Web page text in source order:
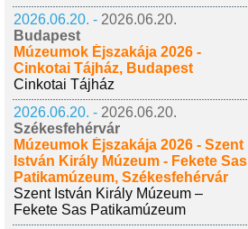
2026.06.20. - 2026.06.20.
Budapest
Múzeumok Éjszakája 2026 -
Cinkotai Tájház, Budapest
Cinkotai Tájház
2026.06.20. - 2026.06.20.
Székesfehérvár
Múzeumok Éjszakája 2026 - Szent
István Király Múzeum - Fekete Sas
Patikamúzeum, Székesfehérvár
Szent István Király Múzeum –
Fekete Sas Patikamúzeum